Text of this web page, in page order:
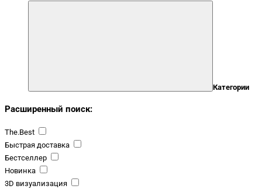
Категории
Расширенный поиск:
The.Best
Быстрая доставка
Бестселлер
Новинка
3D визуализация